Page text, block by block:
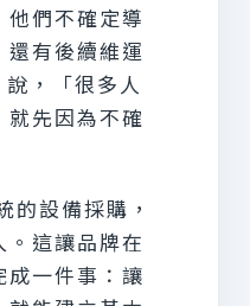
他們不確定導
還有後續維運
，「很多人
先因為不確
的設備採購，
這讓品牌在
一件事：讓